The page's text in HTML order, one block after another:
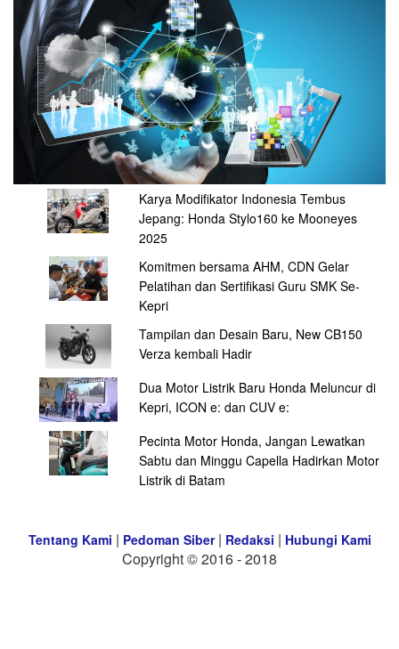
Karya Modifikator Indonesia Tembus
Jepang: Honda Stylo160 ke Mooneyes
2025
Komitmen bersama AHM, CDN Gelar
Pelatihan dan Sertifikasi Guru SMK Se-
Kepri
Tampilan dan Desain Baru, New CB150
Verza kembali Hadir
Dua Motor Listrik Baru Honda Meluncur di
Kepri, ICON e: dan CUV e:
Pecinta Motor Honda, Jangan Lewatkan
Sabtu dan Minggu Capella Hadirkan Motor
Listrik di Batam
Tentang Kami | Pedoman Siber| Redaksi | Hubungi Kami
Copyright © 2016 - 2018